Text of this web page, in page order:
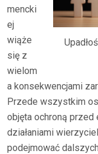
mencki
ej
wiąże
się z
wielom
a konsekwencjami
Przede wszystkim
objęta ochroną
działaniami
podejmować